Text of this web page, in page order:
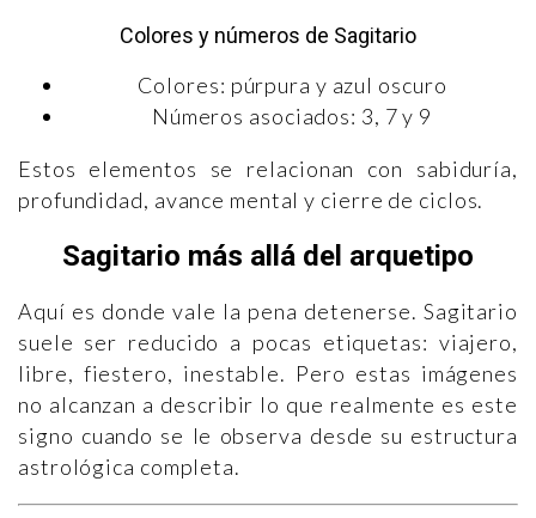
Colores y números de Sagitario
Colores: púrpura y azul oscuro
Números asociados: 3, 7 y 9
Estos elementos se relacionan con sabiduría,
profundidad, avance mental y cierre de ciclos.
Sagitario más allá del arquetipo
Aquí es donde vale la pena detenerse. Sagitario
suele ser reducido a pocas etiquetas: viajero,
libre, fiestero, inestable. Pero estas imágenes
no alcanzan a describir lo que realmente es este
signo cuando se le observa desde su estructura
astrológica completa.